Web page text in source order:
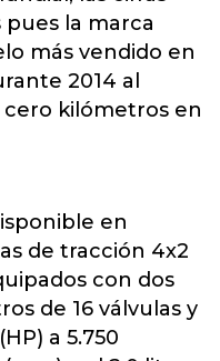
la marca
más vendido en
2014 al
cero kilómetros en
en
de tracción 4x2
con dos
de 16 válvulas y
a 5.750